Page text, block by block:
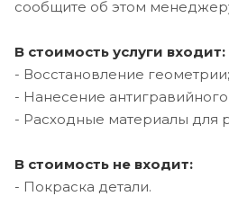
сообщите об этом
В стоимость услуги входит:
- Восстановление геометрии;
- Нанесение
- Расходные материалы для
В стоимость не входит:
- Покраска детали.